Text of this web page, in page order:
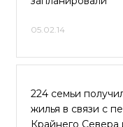
05.02.14
224 семьи
жилья в связи с
Крайнего